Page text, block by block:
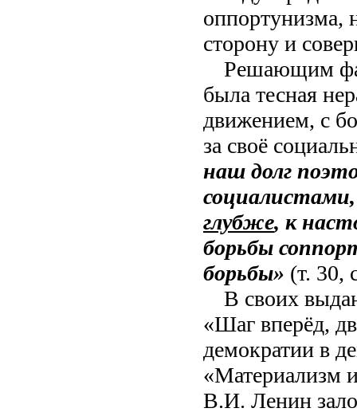
оппортунизма,
сторону и
Решающим
была тесная
движением, с
за своё
наш долг
глубже, к
борьбы с
борьбы» (т. 30,
В своих
«Шаг вперёд,
демократии в
«Материализм
В.И. Ленин